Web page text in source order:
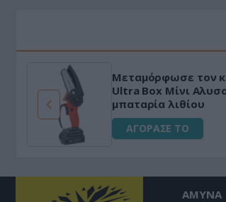
Μεταμόρφωσε τον
Ultra Box Μίνι
μπαταρία λιθίου
ΑΓΟΡΑΣΕ ΤΟ
ΑΜΥΝΑ